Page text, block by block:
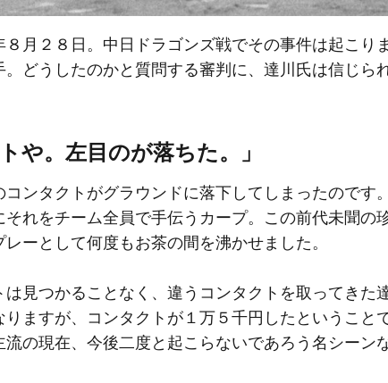
月２８日。中日ドラゴンズ戦でその事件は起こり
どうしたのかと質問する審判に、達川氏は信じら
や。左目のが落ちた。」
ンタクトがグラウンドに落下してしまったのです
れをチーム全員で手伝うカープ。この前代未聞の
ーとして何度もお茶の間を沸かせました。
見つかることなく、違うコンタクトを取ってき
りますが、コンタクトが１万５千円したということ
の現在、今後二度と起こらないであろう名シーン